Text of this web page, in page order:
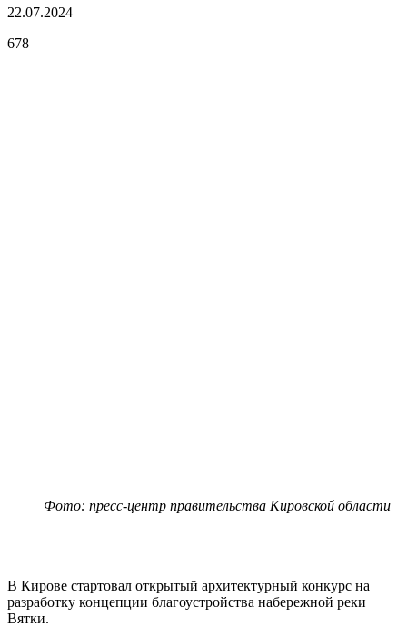
22.07.2024
678
Фото: пресс-центр правительства Кировской области
В Кирове стартовал открытый архитектурный конкурс на
разработку концепции благоустройства набережной реки
Вятки.